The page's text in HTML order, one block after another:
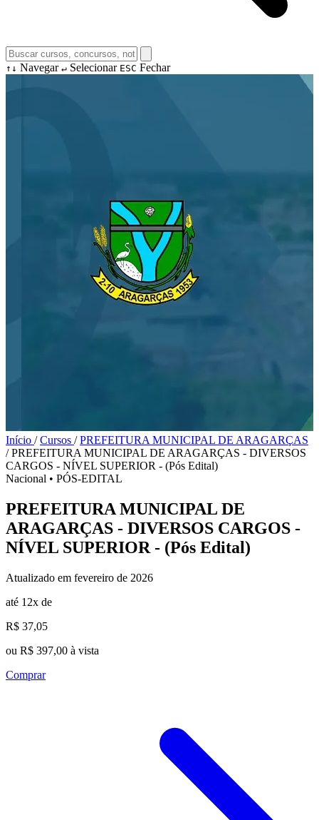
↑↓ Navegar ↵ Selecionar ESC Fechar
Início / Cursos / PREFEITURA MUNICIPAL DE ARAGARÇAS
/ PREFEITURA MUNICIPAL DE ARAGARÇAS - DIVERSOS
CARGOS - NÍVEL SUPERIOR - (Pós Edital)
Nacional • PÓS-EDITAL
PREFEITURA MUNICIPAL DE
ARAGARÇAS - DIVERSOS CARGOS -
NÍVEL SUPERIOR - (Pós Edital)
Atualizado em fevereiro de 2026
até 12x de
R$ 37,05
ou R$ 397,00 à vista
Comprar